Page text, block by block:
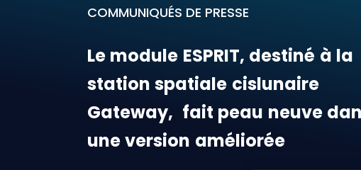
COMMUNIQUÉS DE PRESSE
Le module ESPRIT, destiné à
Le module ESPRIT, destiné à la
station spatiale cislunaire
Gateway, fait peau neuve
uneversion améliorée